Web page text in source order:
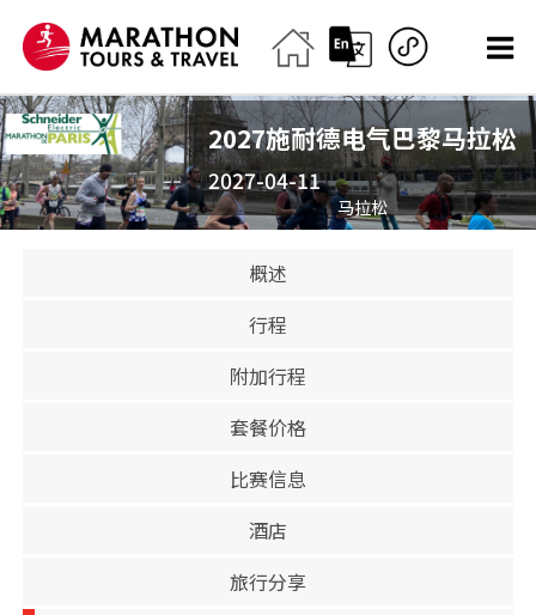
2027施耐德电气巴黎马拉松
2027-04-11
马拉松
概述
行程
附加行程
套餐价格
比赛信息
酒店
旅行分享